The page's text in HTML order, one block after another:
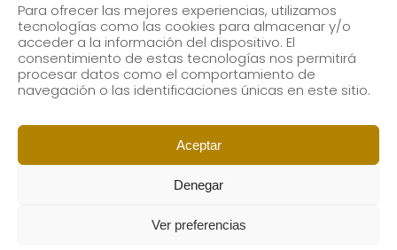
Para ofrecer las mejores experiencias, utilizamos
tecnologías como las cookies para almacenar y/o
acceder a la información del dispositivo. El
consentimiento de estas tecnologías nos permitirá
procesar datos como el comportamiento de
navegación o las identificaciones únicas en este sitio.
Aceptar
Denegar
Ver preferencias
Subscribe to our newsletter to receive our news by
email.